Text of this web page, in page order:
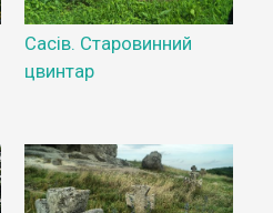
Сасів. Старовинний
цвинтар